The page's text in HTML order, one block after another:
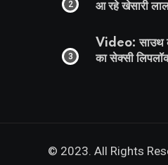
आ रहे खेसारी
Video: साउथ
का सेक्सी
© 2023. All Rights